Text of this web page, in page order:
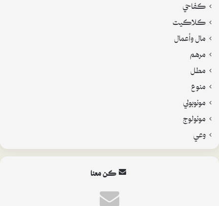
كفاحي
كلاكيت
مال وأعمال
مرهم
مطل
منوع
مونوبولي
مونولوج
وعي
كن معنا